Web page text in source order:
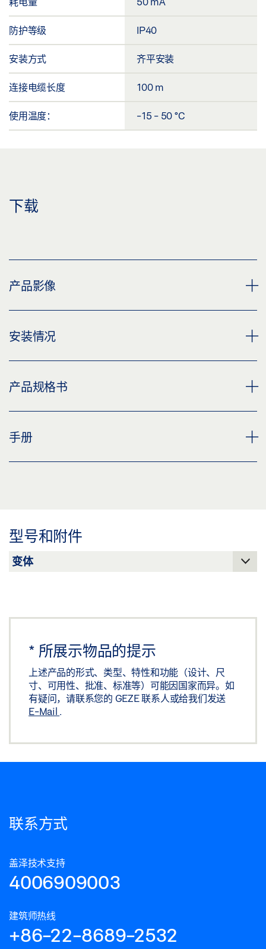
防护等级 IP40
安装方式 齐平安装
连接电缆长度 100 m
使用温度： -15 - 50 °C
下载
产品影像
MPS 机械程序开关
标签义务: © GEZE GmbH
机械式程序开关 MPS
安装情况
自动平移门 ECDRIVE H，安装在位于波兰 RZESZÓW 的
下载 (PNG)
标签义务: © Łukasz Janicki / GEZE GmbH
产品规格书
MPS 机械程序开关 产品规格书 ZH
手册
型号和附件
* 所展示物品的提示
上述产品的形式、类型、特性和功能（设计、尺
寸、可用性、批准、标准等）可能因国家而异。如
有疑问，请联系您的 GEZE 联系人或给我们发送
E-Mail .
联系方式
盖泽技术支持
4006909003
建筑师热线
+86-22-8689-2532